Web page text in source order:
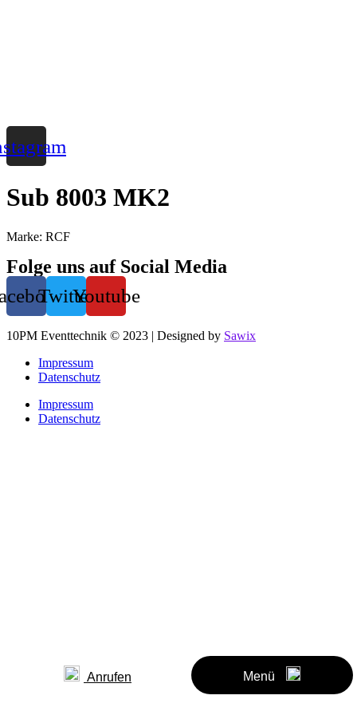
Anrufen Menü
Sub 8003 MK2
Marke: RCF
Folge uns auf Social Media
TwitterYoutube
10PM Eventtechnik © 2023 | Designed by Sawix
Impressum
Datenschutz
Impressum
Datenschutz